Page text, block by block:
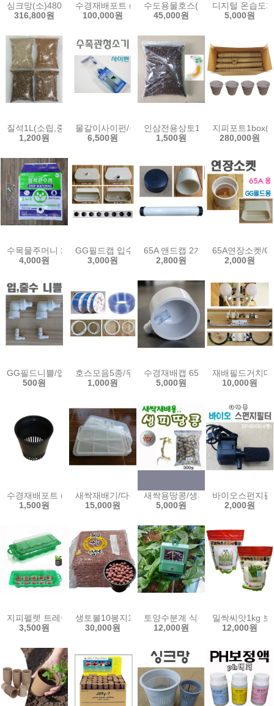
싱크망(소)480개BOX/걸음망/싱크대망/싱크대걸음망/수경재배포트/
316,800원
수경재배포트 (소)1000개 수경 포트 풍난 다육 모종
100,000원
수도용물호스(고압50m)/15mm/
45,000원
디지털 온습도
5,000원
질석1L(소립,중립,대립,특대립) 버미큐라이트 펄샤인 수경재배 양액
1,200원
물갈이사이펀/수조청소기/수족관청소호스/수족관/
6,500원
인삼전용상토1L/인삼재배상토
1,500원
지피포트
280,000원
수목물주머니 25L(수액세트) 물포대 점적 관수 관주 수목 나무 물주머
4,000원
GG필드캡 입수 출수 박막재배 NFT CAP 양액 수경
3,000원
65A 앤드캡 2개 홀가공 백색 pvc
2,800원
65A연장소켓/
2,000원
GG필드니쁠/입수니쁠/출수니쁠/수경재배기니쁠
500원
호스모음5종/우레탄호스 정수기 튜빙 pe 고압 에어
1,000원
수경재배캡 65A용 DIY 양액 수경
5,000원
재배필드거치
10,000원
수경재배포트 (小)10개 (中)5개 수경 포트 양액 재배 풍난 모종 난 화
1,500원
새싹재배기/다용도재배용기 새싹보리 새싹키우기
15,000원
새싹용땅콩/생피땅콩/발아용/300g
5,000원
바이오스펀지
2,000원
지피펠렛 트레이 지피7 재배 트레이 피트펠렛 펠릿 미니온실 핸디가
3,500원
생토볼10봉지19L(18kg)황토볼 하이드로볼 분갈이
30,000원
토양수분계 식물 화분 습도 조도
12,000원
밀싹씨앗1kg
12,000원